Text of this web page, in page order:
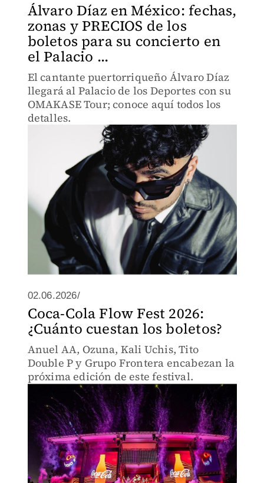
Álvaro Díaz en México: fechas,
zonas y PRECIOS de los
boletos para su concierto en
el Palacio ...
El cantante puertorriqueño Álvaro Díaz
llegará al Palacio de los Deportes con su
OMAKASE Tour; conoce aquí todos los
detalles.
02.06.2026/
Coca-Cola Flow Fest 2026:
¿Cuánto cuestan los boletos?
Anuel AA, Ozuna, Kali Uchis, Tito
Double P y Grupo Frontera encabezan la
próxima edición de este festival.